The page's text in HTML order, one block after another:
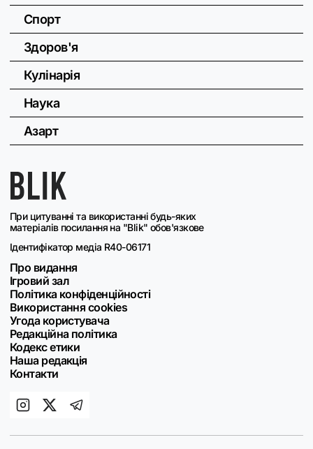
При цитуванні та використанні будь-яких
матеріалів посилання на "Blik" обов'язкове
Ідентифікатор медіа R40-06171
Про видання
Ігровий зал
Політика конфіденційності
Використання cookies
Угода користувача
Редакційна політика
Кодекс етики
Наша редакція
Контакти
Спорт
Здоров'я
Кулінарія
Наука
Азарт